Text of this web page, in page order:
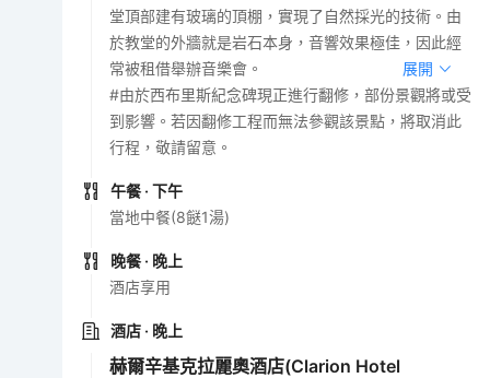
堂頂部建有玻璃的頂棚，實現了自然採光的技術。由
於教堂的外牆就是岩石本身，音響效果極佳，因此經
常被租借舉辦音樂會。
展開
#由於西布里斯紀念碑現正進行翻修，部份景觀將或受
到影響。若因翻修工程而無法參觀該景點，將取消此
行程，敬請留意。
午餐 · 下午
當地中餐(8餸1湯)
晚餐 · 晚上
酒店享用
酒店 · 晚上
赫爾辛基克拉麗奧酒店(Clarion Hotel